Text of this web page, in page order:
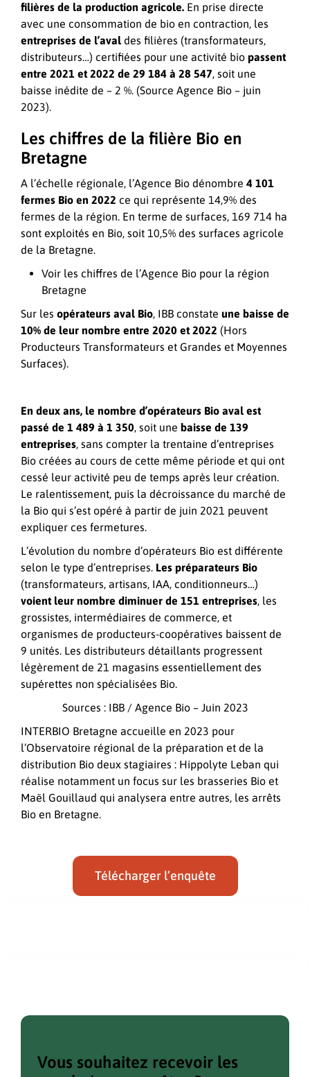
filières de la production agricole. En prise directe
avec une consommation de bio en contraction, les
entreprises de l’aval des filières (transformateurs,
distributeurs…) certifiées pour une activité bio passent
entre 2021 et 2022 de 29 184 à 28 547, soit une
baisse inédite de – 2 %. (Source Agence Bio – juin
2023).
Les chiffres de la filière Bio en
Bretagne
A l’échelle régionale, l’Agence Bio dénombre 4 101
fermes Bio en 2022 ce qui représente 14,9% des
fermes de la région. En terme de surfaces, 169 714 ha
sont exploités en Bio, soit 10,5% des surfaces agricole
de la Bretagne.
Voir les chiffres de l’Agence Bio pour la région
Bretagne
Sur les opérateurs aval Bio, IBB constate une baisse de
10% de leur nombre entre 2020 et 2022 (Hors
Producteurs Transformateurs et Grandes et Moyennes
Surfaces).
En deux ans, le nombre d’opérateurs Bio aval est
passé de 1 489 à 1 350, soit une baisse de 139
entreprises, sans compter la trentaine d’entreprises
Bio créées au cours de cette même période et qui ont
cessé leur activité peu de temps après leur création.
Le ralentissement, puis la décroissance du marché de
la Bio qui s’est opéré à partir de juin 2021 peuvent
expliquer ces fermetures.
L’évolution du nombre d’opérateurs Bio est différente
selon le type d’entreprises. Les préparateurs Bio
(transformateurs, artisans, IAA, conditionneurs…)
voient leur nombre diminuer de 151 entreprises, les
grossistes, intermédiaires de commerce, et
organismes de producteurs-coopératives baissent de
9 unités. Les distributeurs détaillants progressent
légèrement de 21 magasins essentiellement des
supérettes non spécialisées Bio.
Sources : IBB / Agence Bio – Juin 2023
INTERBIO Bretagne accueille en 2023 pour
l’Observatoire régional de la préparation et de la
distribution Bio deux stagiaires : Hippolyte Leban qui
réalise notamment un focus sur les brasseries Bio et
Maël Gouillaud qui analysera entre autres, les arrêts
Bio en Bretagne.
Télécharger l’enquête
Vous souhaitez recevoir les